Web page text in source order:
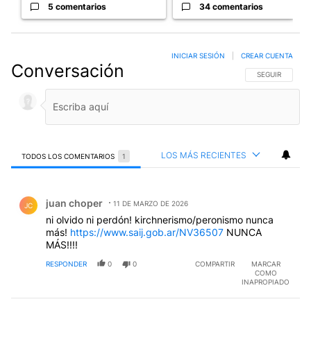
5 comentarios 34 comentarios
Conversación SIGA ESTA
SEGUIR
INICIAR SESIÓN CREAR CUENTA
TODOS LOS COMENTARIOS 1 LOS MÁS RECIENTES
JC juan choper 11 DE MARZO DE 2026
ni olvido ni perdón! kirchnerismo/peronismo nunca
más! https://www.saij.gob.ar/NV36507 NUNCA
MÁS!!!!
RESPONDER 0 0 COMPARTIR
MARCAR
COMO
INAPROPIADO